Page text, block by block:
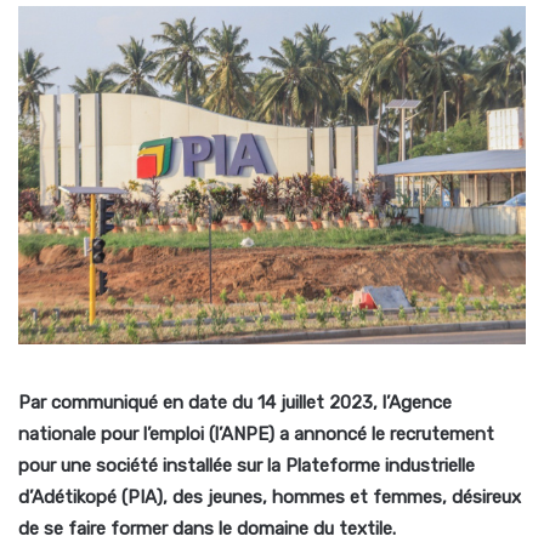
Par communiqué en date du 14 juillet 2023, l’Agence
nationale pour l’emploi (l’ANPE) a annoncé le recrutement
pour une société installée sur la Plateforme industrielle
d’Adétikopé (PIA), des jeunes, hommes et femmes, désireux
de se faire former dans le domaine du textile.